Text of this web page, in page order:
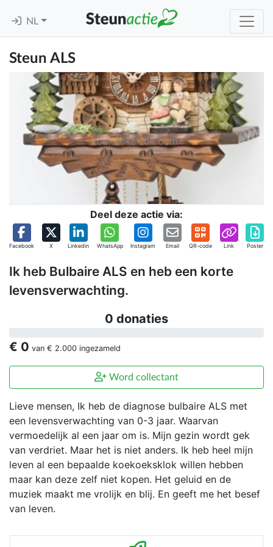
NL
Steun ALS
Deel deze actie via:
Facebook X Linkedin WhatsApp Instagram Email QR-code Link Poster
Ik heb Bulbaire ALS en heb een korte
levensverwachting.
0 donaties
€ 0 van € 2.000 ingezameld
Word collectant
Lieve mensen, Ik heb de diagnose bulbaire ALS met
een levensverwachting van 0-3 jaar. Waarvan
vermoedelijk al een jaar om is. Mijn gezin wordt gek
van verdriet. Maar het is niet anders. Ik heb heel mijn
leven al een bepaalde koekoeksklok willen hebben
maar kan deze zelf niet kopen. Het geluid en de
muziek maakt me vrolijk en blij. En geeft me het besef
van leven.